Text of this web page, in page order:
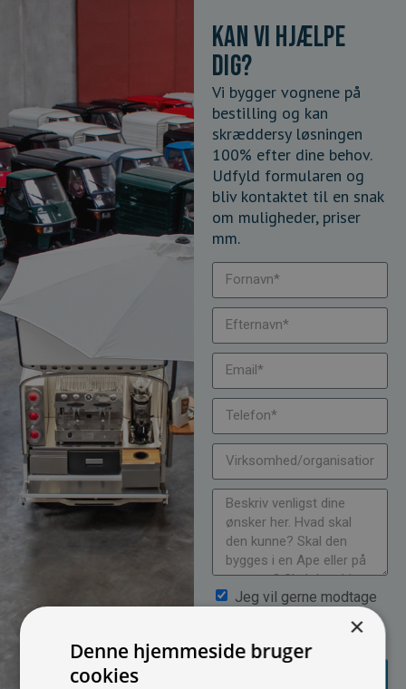
Kan vi hjælpe
dig?
Vi bygger vognene på
bestilling og kan
skræddersy løsningen
100% efter dine behov.
Udfyld formularen og
bliv kontaktet til en snak
om muligheder, priser
mm.
Jeg vil gerne modtage
nyheder på mail (bare rolig,
vi spammer ikke)
×
Denne hjemmeside bruger
cookies